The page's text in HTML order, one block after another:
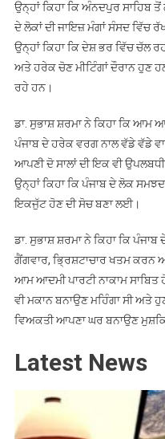
ਉਨ੍ਹਾਂ ਕਿਹਾ ਕਿ ਅੰਨਦਪੁਰ ਸਾਹਿਬ
ਦੇ ਲੋਕਾਂ ਦੀ ਜਾਇਜ਼ ਮੰਗਾਂ ਸੰਸਦ ਵਿੱਚ
ਉਨ੍ਹਾਂ ਕਿਹਾ ਕਿ ਦੇਸ਼ ਭਰ ਵਿੱਚ ਚੱਲ
ਅਤੇ ਹਰੇਕ ਚੋਣ ਮੀਟਿੰਗਾਂ ਦੌਰਾਨ ਹੁਣ
ਰਹੇ ਹਨ।
ਡਾ. ਸੁਭਾਸ਼ ਸ਼ਰਮਾ ਨੇ ਕਿਹਾ ਕਿ ਆਮ
ਪੰਜਾਬ ਦੇ ਹਰੇਕ ਵਰਗ ਨਾਲ ਵੱਡੇ ਵੱਡੇ
ਆਪਣੀ ਦੋ ਸਾਲਾਂ ਦੀ ਇਕ ਵੀ
ਉਨ੍ਹਾਂ ਕਿਹਾ ਕਿ ਪੰਜਾਬ ਦੇ ਲੋਕ
ਇਕਜੁੱਟ ਹੋਣ ਦੀ ਸੋਚ ਬਣਾ ਲਈ।
ਡਾ. ਸੁਭਾਸ਼ ਸ਼ਰਮਾ ਨੇ ਕਿਹਾ ਕਿ
ਗੈਂਗਵਾਰ, ਭ੍ਰਿਸ਼ਟਾਚਾਰ ਖਤਮ ਕਰਨ
ਆਮ ਆਦਮੀ ਪਾਰਟੀ ਨਾਕਾਮ ਸਾਬਿਤ
ਵੀ ਮਕਾਨ ਬਨਾਉਣ ਮਹਿੰਗਾ ਸੀ ਅਤੇ
ਵਿਅਕਤੀ ਆਪਣਾ ਘਰ ਬਨਾਉਣ
Latest News